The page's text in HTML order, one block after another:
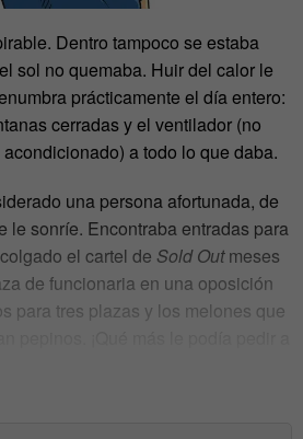
Dentro tampoco se estaba
sol no quemaba. Huir del calor le
prácticamente el día entero:
cerradas y el ventilador (no
a todo lo que daba.
una persona afortunada, de
le sonríe. Encontraba entradas para
el cartel de Sold Outmeses
de funcionaria en una oposición
para tres plazas y los melones que